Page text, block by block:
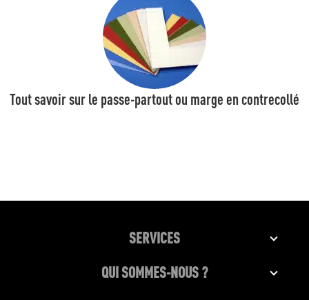
Tout savoir sur le passe-partout ou marge en contrecollé
SERVICES
QUI SOMMES-NOUS ?